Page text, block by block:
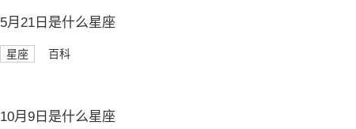
5月21日是什么星座
星座 百科
10月9日是什么星座